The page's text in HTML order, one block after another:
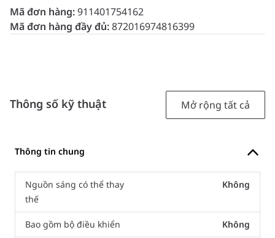
Mã đơn hàng:911401754162
Mã đơn hàng đầy đủ:872016974816399
Thông số kỹ thuật Mở rộng tất cả
Thông tin chung
Nguồn sáng có thể thay
thế
Không
Bao gồm bộ điều khiển Không